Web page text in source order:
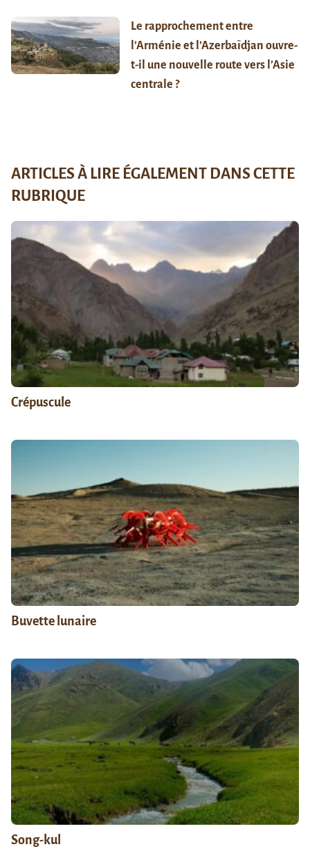
Le rapprochement entre
l’Arménie et l’Azerbaïdjan ouvre-
t-il une nouvelle route vers l’Asie
centrale ?
ARTICLES À LIRE ÉGALEMENT DANS CETTE
RUBRIQUE
Crépuscule
Buvette lunaire
Song-kul